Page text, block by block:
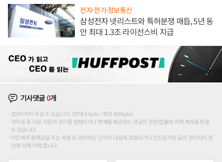
전자·전기·정보통신
삼성전자 넷리스트와 특허분쟁 매듭, 5년 동
안 최대 1.3조 라이선스비 지급
기사댓글0개
200자까지 쓰실 수 있습니다. (현재 0 byte / 최대 400byte)
저작권 등 다른 사람의 권리를 침해하거나 명예를 훼손하는 댓글은 관련 법률에 의해 제재를 받을
수 있습니다.
타인에게 불쾌감을 주는 욕설 등 비하하는 단어가 내용에 포함되거나 인신공격성 글은 관리자의 판
단에 의해 삭제 합니다.